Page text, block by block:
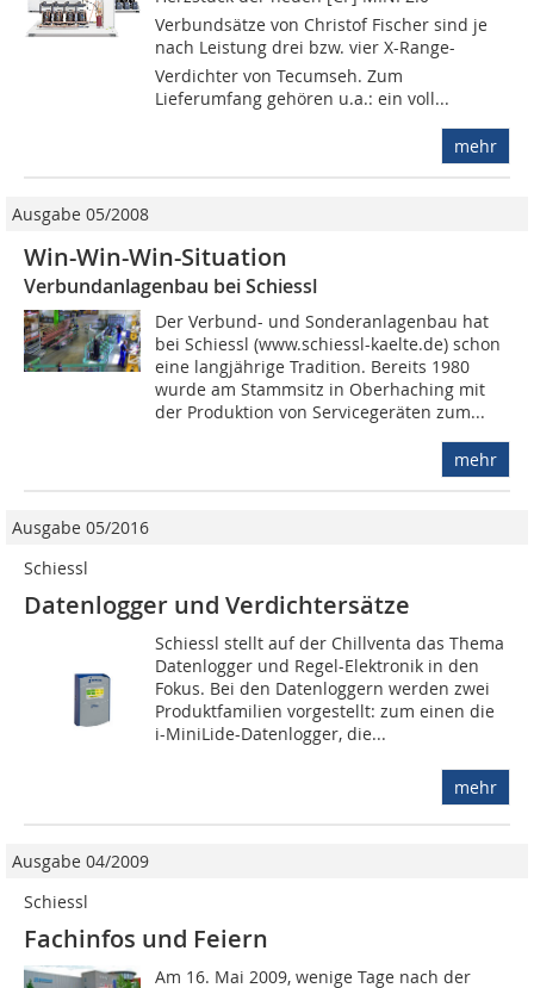
Verbundsätze von Christof Fischer sind je
nach Leistung drei bzw. vier X-Range-
Verdichter von Tecumseh. Zum
Lieferumfang gehören u.a.: ein voll...
mehr
Ausgabe 05/2008
Win-Win-Win-Situation
Verbundanlagenbau bei Schiessl
Der Verbund- und Sonderanlagenbau hat
bei Schiessl (www.schiessl-kaelte.de) schon
eine langjährige Tradition. Bereits 1980
wurde am Stammsitz in Oberhaching mit
der Produktion von Servicegeräten zum...
mehr
Ausgabe 05/2016
Schiessl
Datenlogger und Verdichtersätze
Schiessl stellt auf der Chillventa das Thema
Datenlogger und Regel-Elektronik in den
Fokus. Bei den Datenloggern werden zwei
Produktfamilien vorgestellt: zum einen die
i-MiniLide-Datenlogger, die...
mehr
Ausgabe 04/2009
Schiessl
Fachinfos und Feiern
Am 16. Mai 2009, wenige Tage nach der